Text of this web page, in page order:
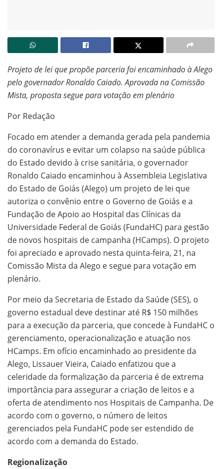
Projeto de lei que propõe parceria foi encaminhado à Alego
pelo governador Ronaldo Caiado. Aprovada na Comissão
Mista, proposta segue para votação em plenário
Por Redação
Focado em atender a demanda gerada pela pandemia
do coronavírus e evitar um colapso na saúde pública
do Estado devido à crise sanitária, o governador
Ronaldo Caiado encaminhou à Assembleia Legislativa
do Estado de Goiás (Alego) um projeto de lei que
autoriza o convênio entre o Governo de Goiás e a
Fundação de Apoio ao Hospital das Clínicas da
Universidade Federal de Goiás (FundaHC) para gestão
de novos hospitais de campanha (HCamps). O projeto
foi apreciado e aprovado nesta quinta-feira, 21, na
Comissão Mista da Alego e segue para votação em
plenário.
Por meio da Secretaria de Estado da Saúde (SES), o
governo estadual deve destinar até R$ 150 milhões
para a execução da parceria, que concede à FundaHC o
gerenciamento, operacionalização e atuação nos
HCamps. Em ofício encaminhado ao presidente da
Alego, Lissauer Vieira, Caiado enfatizou que a
celeridade da formalização da parceria é de extrema
importância para assegurar a criação de leitos e a
oferta de atendimento nos Hospitais de Campanha. De
acordo com o governo, o número de leitos
gerenciados pela FundaHC pode ser estendido de
acordo com a demanda do Estado.
Regionalização